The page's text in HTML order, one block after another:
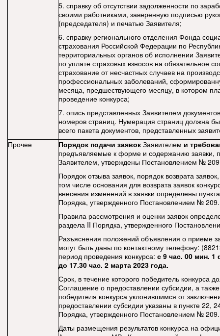
5. справку об отсутствии задолженности по
своими работниками, заверенную подписью
(председателя) и печатью Заявителя;
6. справку регионального отделения Фонда
страхования Российской Федерации по
территориальных органов об исполнении
по уплате страховых взносов на обязательное
страхование от несчастных случаев на
профессиональных заболеваний,
месяца, предшествующего месяцу, в котором
проведение конкурса;
7. опись представленных Заявителем
номеров страниц. Нумерация страниц должна
всего пакета документов, представленных
Прочее
Порядок подачи заявок Заявителем и
предъявляемые к форме и содержанию заявки,
Заявителем, утверждены Постановлением №
Порядок отзыва заявок, порядок возврата
том числе основания для возврата заявок
внесения изменений в заявки определены
Порядка, утвержденного Постановлением № 209.
Правила рассмотрения и оценки заявок
раздела II Порядка, утвержденного
Разъяснения положений объявления о приеме
могут быть даны по контактному телефону:
период проведения конкурса: с 9 час. 00 мин. 1
до 17.30 час. 2 марта 2023 года.
Срок, в течение которого победитель конкурса
Соглашение о предоставлении субсидии, а
победителя конкурса уклонившимся от
предоставлении субсидии указаны в пункте 22,
Порядка, утвержденного Постановлением № 209.
Даты размещения результатов конкурса на